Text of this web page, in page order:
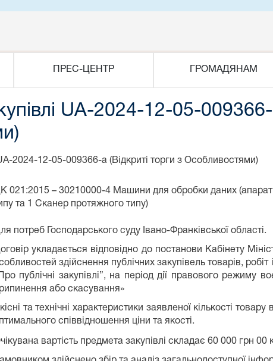
ПРЕС-ЦЕНТР ГРОМАДЯНАМ
UA-2024-12-05-009366-
2024-12-05-009366-a (Відкриті торги з Особливостями)
021:2015 – 30210000-4 Машини для обробки даних
та 1 Сканер протяжного типу)
потреб Господарського суду Івано-Франківської області.
укладається відповідно до постанови Кабінету
здійснення публічних закупівель товарів,
публічні закупівлі”, на період дії правового режиму
або скасування»
та технічні характеристики заявленої кількості
співвідношення ціни та якості.
вартість предмета закупівлі складає 60 000 грн 00